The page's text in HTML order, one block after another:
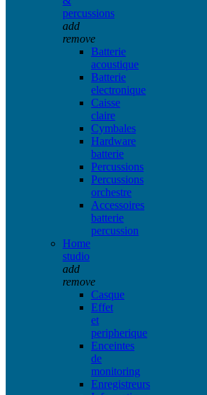
percussions
add
remove
Batterie
acoustique
Batterie
electronique
Caisse
claire
Cymbales
Hardware
batterie
Percussions
Percussions
orchestre
Accessoires
batterie
percussion
Home
studio
add
remove
Casque
Effet
et
peripherique
Enceintes
de
monitoring
Enregistreurs